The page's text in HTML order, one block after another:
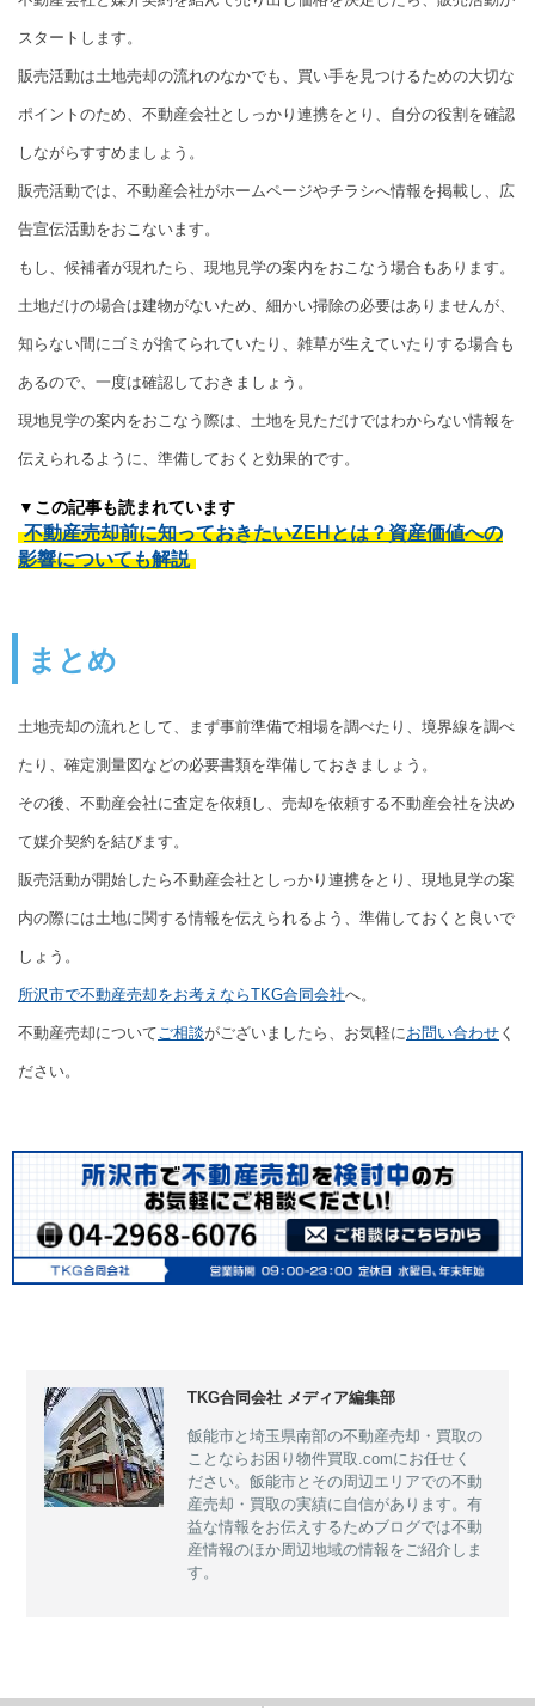
スタートします。
販売活動は土地売却の流れのなかでも、買い手を見つけるための大切な
ポイントのため、不動産会社としっかり連携をとり、自分の役割を確認
しながらすすめましょう。
販売活動では、不動産会社がホームページやチラシへ情報を掲載し、広
告宣伝活動をおこないます。
もし、候補者が現れたら、現地見学の案内をおこなう場合もあります。
土地だけの場合は建物がないため、細かい掃除の必要はありませんが、
知らない間にゴミが捨てられていたり、雑草が生えていたりする場合も
あるので、一度は確認しておきましょう。
現地見学の案内をおこなう際は、土地を見ただけではわからない情報を
伝えられるように、準備しておくと効果的です。
▼この記事も読まれています
不動産売却前に知っておきたいZEHとは？資産価値への
影響についても解説
まとめ
土地売却の流れとして、まず事前準備で相場を調べたり、境界線を調べ
たり、確定測量図などの必要書類を準備しておきましょう。
その後、不動産会社に査定を依頼し、売却を依頼する不動産会社を決め
て媒介契約を結びます。
販売活動が開始したら不動産会社としっかり連携をとり、現地見学の案
内の際には土地に関する情報を伝えられるよう、準備しておくと良いで
しょう。
所沢市で不動産売却をお考えならTKG合同会社へ。
不動産売却について ご相談がございましたら、お気軽に お問い合わせ く
ださい。
TKG合同会社 メディア編集部
飯能市と埼玉県南部の不動産売却・買取の
ことならお困り物件買取.comにお任せく
ださい。飯能市とその周辺エリアでの不動
産売却・買取の実績に自信があります。有
益な情報をお伝えするためブログでは不動
産情報のほか周辺地域の情報をご紹介しま
す。